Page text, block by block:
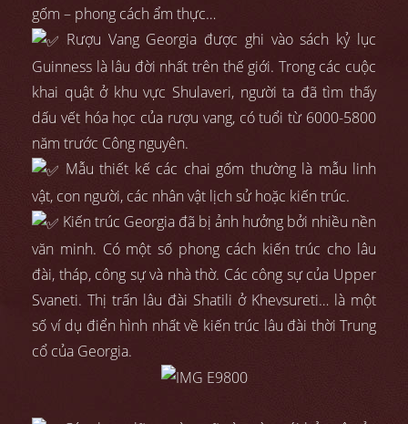
gốm – phong cách ẩm thực…
Rượu Vang Georgia được ghi vào sách kỷ lục
Guinness là lâu đời nhất trên thế giới. Trong các cuộc
khai quật ở khu vực Shulaveri, người ta đã tìm thấy
dấu vết hóa học của rượu vang, có tuổi từ 6000-5800
năm trước Công nguyên.
Mẫu thiết kế các chai gốm thường là mẫu linh
vật, con người, các nhân vật lịch sử hoặc kiến trúc.
Kiến trúc Georgia đã bị ảnh hưởng bởi nhiều nền
văn minh. Có một số phong cách kiến trúc cho lâu
đài, tháp, công sự và nhà thờ. Các công sự của Upper
Svaneti. Thị trấn lâu đài Shatili ở Khevsureti… là một
số ví dụ điển hình nhất về kiến trúc lâu đài thời Trung
cổ của Georgia.